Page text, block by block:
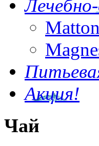
Акция!
Чай